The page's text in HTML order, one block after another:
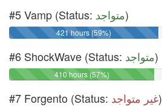
#5 Vamp (Status: متواجد)
421 hours (59%)
#6 ShockWave (Status: متواجد)
410 hours (57%)
#7 Forgento (Status: غير متواجد)